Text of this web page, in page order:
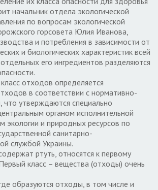
начальник отдела экологической
по вопросам экологической
горсовета Юлия Иванова,
и потребления в зависимости от
и биологических характеристик всей
его ингредиентов разделяются
отходов определяется
в соответствии с нормативно-
что утверждаются специально
органом исполнительной
экологии и природных ресурсов по
санитарно-
службой Украины.
ртуть, относятся к первому
класс – вещества (отходы) очень
образуются отходы, в том числе и